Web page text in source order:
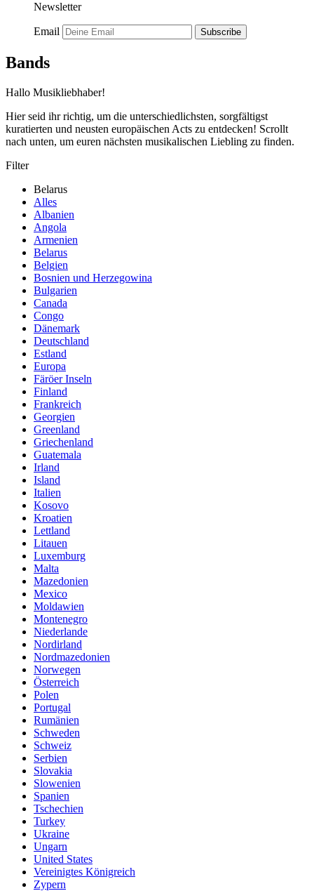
Newsletter
Email Subscribe
Bands
Hallo Musikliebhaber!
Hier seid ihr richtig, um die unterschiedlichsten, sorgfältigst
kuratierten und neusten europäischen Acts zu entdecken! Scrollt
nach unten, um euren nächsten musikalischen Liebling zu finden.
Filter
Belarus
Alles
Albanien
Angola
Armenien
Belarus
Belgien
Bosnien und Herzegowina
Bulgarien
Canada
Congo
Dänemark
Deutschland
Estland
Europa
Färöer Inseln
Finland
Frankreich
Georgien
Greenland
Griechenland
Guatemala
Irland
Island
Italien
Kosovo
Kroatien
Lettland
Litauen
Luxemburg
Malta
Mazedonien
Mexico
Moldawien
Montenegro
Niederlande
Nordirland
Nordmazedonien
Norwegen
Österreich
Polen
Portugal
Rumänien
Schweden
Schweiz
Serbien
Slovakia
Slowenien
Spanien
Tschechien
Turkey
Ukraine
Ungarn
United States
Vereinigtes Königreich
Zypern